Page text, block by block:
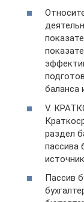
баланса
V.
раздел
пассива
Пассив